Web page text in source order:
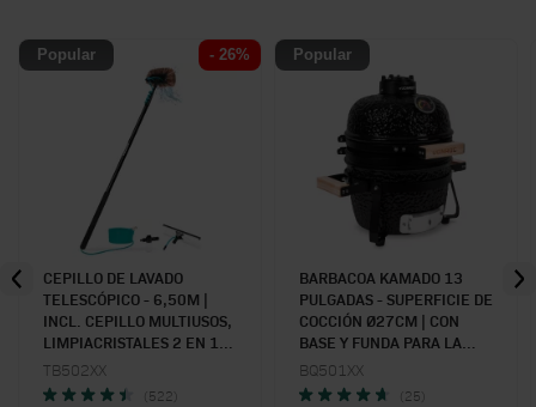
- 26%
Popular
CEPILLO DE LAVADO
TELESCÓPICO - 6,50M |
INCL. CEPILLO MULTIUSOS,
LIMPIACRISTALES 2 EN 1,
MANGUERA Y DOSIFICADOR
DE JABÓN
TB502XX
(522)
Popular
BARBACOA KAMADO 13
PULGADAS - SUPERFICIE DE
COCCIÓN Ø27CM | CON
BASE Y FUNDA PARA LA
LLUVIA
BQ501XX
(25)